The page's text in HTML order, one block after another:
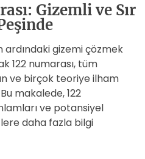
Gizemli ve Sır
ardındaki gizemi çözmek
122 numarası, tüm
ve birçok teoriye ilham
makalede, 122
ve potansiyel
daha fazla bilgi